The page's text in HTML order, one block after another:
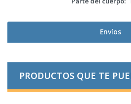
Envíos
PRODUCTOS QUE TE